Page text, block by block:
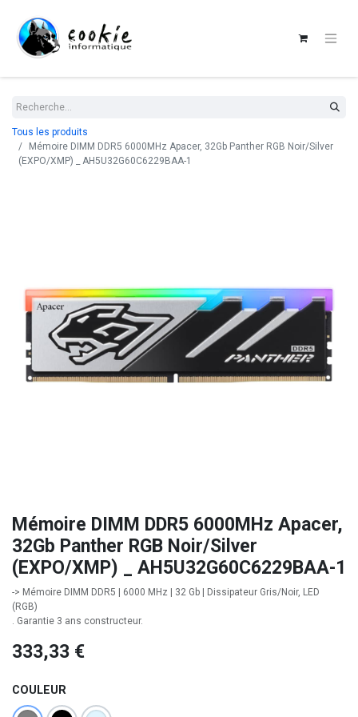
Tous les produits
Mémoire DIMM DDR5 6000MHz Apacer, 32Gb Panther RGB Noir/Silver
(EXPO/XMP) _ AH5U32G60C6229BAA-1
Mémoire DIMM DDR5 6000MHz Apacer,
32Gb Panther RGB Noir/Silver
(EXPO/XMP) _ AH5U32G60C6229BAA-1
-> Mémoire DIMM DDR5 | 6000 MHz | 32 Gb | Dissipateur Gris/Noir, LED
(RGB)
. Garantie 3 ans constructeur.
333,33 €
COULEUR